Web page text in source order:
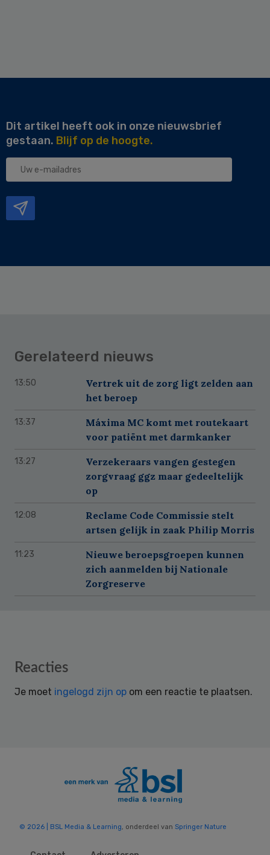
Dit artikel heeft ook in onze nieuwsbrief
gestaan. Blijf op de hoogte.
Uw
Gerelateerd nieuws
13:50
Vertrek uit de zorg ligt zelden aan
het beroep
13:37
Máxima MC komt met routekaart
voor patiënt met darmkanker
13:27
Verzekeraars vangen gestegen
zorgvraag ggz maar gedeeltelijk
op
12:08
Reclame Code Commissie stelt
artsen gelijk in zaak Philip Morris
11:23
Nieuwe beroepsgroepen kunnen
zich aanmelden bij Nationale
Zorgreserve
Reader
Reacties
Je moet ingelogd zijn op om een reactie te plaatsen.
© 2026 | BSL Media & Learning, onderdeel van Springer Nature